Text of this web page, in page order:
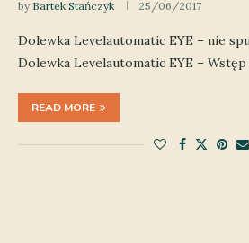
by Bartek Stańczyk 25/06/2017
Dolewka Levelautomatic EYE – nie
Dolewka Levelautomatic EYE –
READ MORE